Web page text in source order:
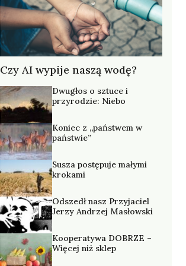
Czy AI wypije naszą wodę?
Dwugłos o sztuce i
przyrodzie: Niebo
Koniec z „państwem w
państwie”
Susza postępuje małymi
krokami
Odszedł nasz Przyjaciel
Jerzy Andrzej Masłowski
Kooperatywa DOBRZE –
Więcej niż sklep